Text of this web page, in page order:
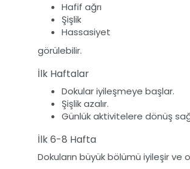
Hafif ağrı
Şişlik
Hassasiyet
görülebilir.
İlk Haftalar
Dokular iyileşmeye başlar.
Şişlik azalır.
Günlük aktivitelere dönüş
İlk 6-8 Hafta
Dokuların büyük bölümü iyileşir